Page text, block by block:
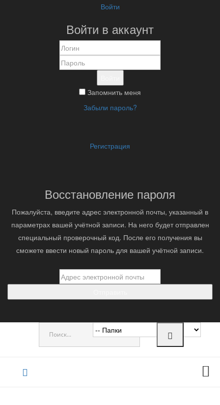
Войти
Войти в аккаунт
Запомнить меня
Забыли пароль?
Регистрация
Восстановление пароля
Пожалуйста, введите адрес электронной почты, указанный в
параметрах вашей учётной записи. На него будет отправлен
специальный проверочный код. После его получения вы
сможете ввести новый пароль для вашей учётной записи.